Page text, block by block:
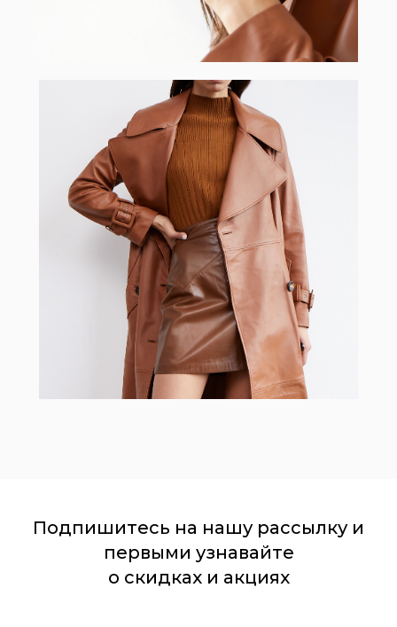
Подпишитесь на нашу рассылку и
первыми узнавайте
о скидках и акциях